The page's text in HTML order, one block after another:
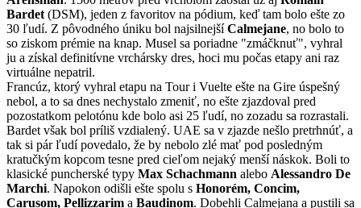
Bardet (DSM), jeden z favoritov na pódium, keď tam bolo ešte zo
30 ľudí. Z pôvodného úniku bol najsilnejšíCalmejane, no bolo to
so ziskom prémie na knap. Musel sa poriadne "zmáčknuť", vyhral
ju a získal definitívne vrchársky dres, hoci mu počas etapy ani raz
virtuálne nepatril.
Francúz, ktorý vyhral etapu na Tour i Vuelte ešte na Gire úspešný
nebol, a to sa dnes nechystalo zmeniť, no ešte zjazdoval pred
pozostatkom pelotónu kde bolo asi 25 ľudí, no zozadu sa rozrastali.
Bardet však bol príliš vzdialený. UAE sa v zjazde nešlo pretrhnúť, a
tak si pár ľudí povedalo, že by nebolo zlé mať pod posledným
kratučkým kopcom tesne pred cieľom nejaký menší náskok. Boli to
klasické puncherské typy Max Schachmann alebo Alessandro De
Marchi. Napokon odišli ešte spolu s Honorém, Concim,
Carusom, Pellizzarim a Baudinom. Dobehli Calmejana a pustili sa